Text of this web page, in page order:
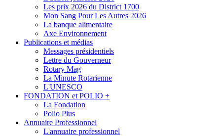
Les prix 2026 du District 1700
Mon Sang Pour Les Autres 2026
La banque alimentaire
Axe Environnement
Publications et médias
Messages présidentiels
Lettre du Gouverneur
Rotary Mag
La Minute Rotarienne
L'UNESCO
FONDATION et POLIO +
La Fondation
Polio Plus
Annuaire Professionnel
L'annuaire professionnel